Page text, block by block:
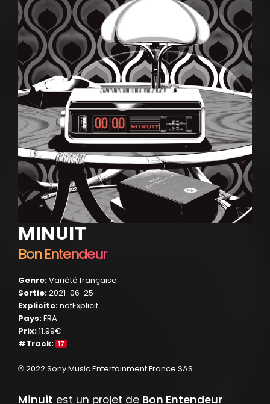
MINUIT
Bon Entendeur
Genre:Variété française
Sortie:2021-06-25
Explicite:notExplicit
Pays:FRA
Prix:11.99€
#Track: 17
℗ 2022 Sony Music Entertainment France SAS
Minuit est un projet de Bon Entendeur